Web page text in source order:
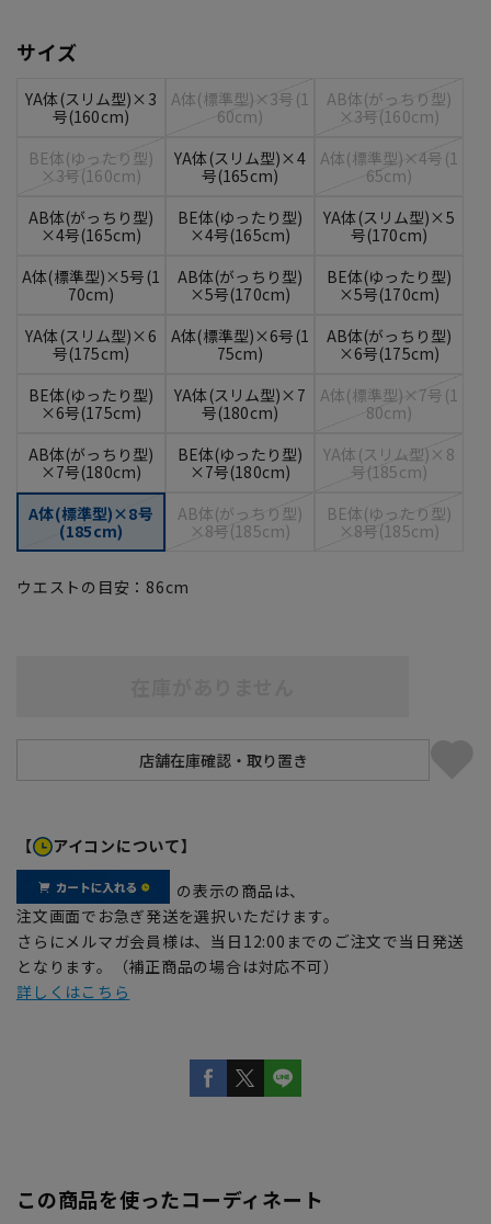
サイズ
YA体(スリム型)×3
号(160cm)
A体(標準型)×3号(1
60cm)
AB体(がっちり型)
×3号(160cm)
BE体(ゆったり型)
×3号(160cm)
YA体(スリム型)×4
号(165cm)
A体(標準型)×4号(1
65cm)
AB体(がっちり型)
×4号(165cm)
BE体(ゆったり型)
×4号(165cm)
YA体(スリム型)×5
号(170cm)
A体(標準型)×5号(1
70cm)
AB体(がっちり型)
×5号(170cm)
BE体(ゆったり型)
×5号(170cm)
YA体(スリム型)×6
号(175cm)
A体(標準型)×6号(1
75cm)
AB体(がっちり型)
×6号(175cm)
BE体(ゆったり型)
×6号(175cm)
YA体(スリム型)×7
号(180cm)
A体(標準型)×7号(1
80cm)
AB体(がっちり型)
×7号(180cm)
BE体(ゆったり型)
×7号(180cm)
YA体(スリム型)×8
号(185cm)
A体(標準型)×8号
(185cm)
AB体(がっちり型)
×8号(185cm)
BE体(ゆったり型)
×8号(185cm)
ウエストの目安： 86cm
【 アイコンについて】
の表示の商品は、
注文画面でお急ぎ発送を選択いただけます。
さらにメルマガ会員様は、当日12:00までのご注文で当日発送
となります。（補正商品の場合は対応不可）
詳しくはこちら
この商品を使ったコーディネート